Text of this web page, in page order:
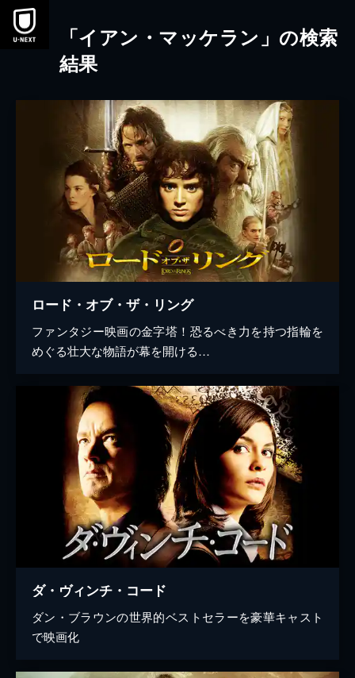
本文へスキップ
「イアン・マッケラン」の検索
結果
ロード・オブ・ザ・リング
ファンタジー映画の金字塔！恐るべき力を持つ指輪を
めぐる壮大な物語が幕を開ける…
ダ・ヴィンチ・コード
ダン・ブラウンの世界的ベストセラーを豪華キャスト
で映画化